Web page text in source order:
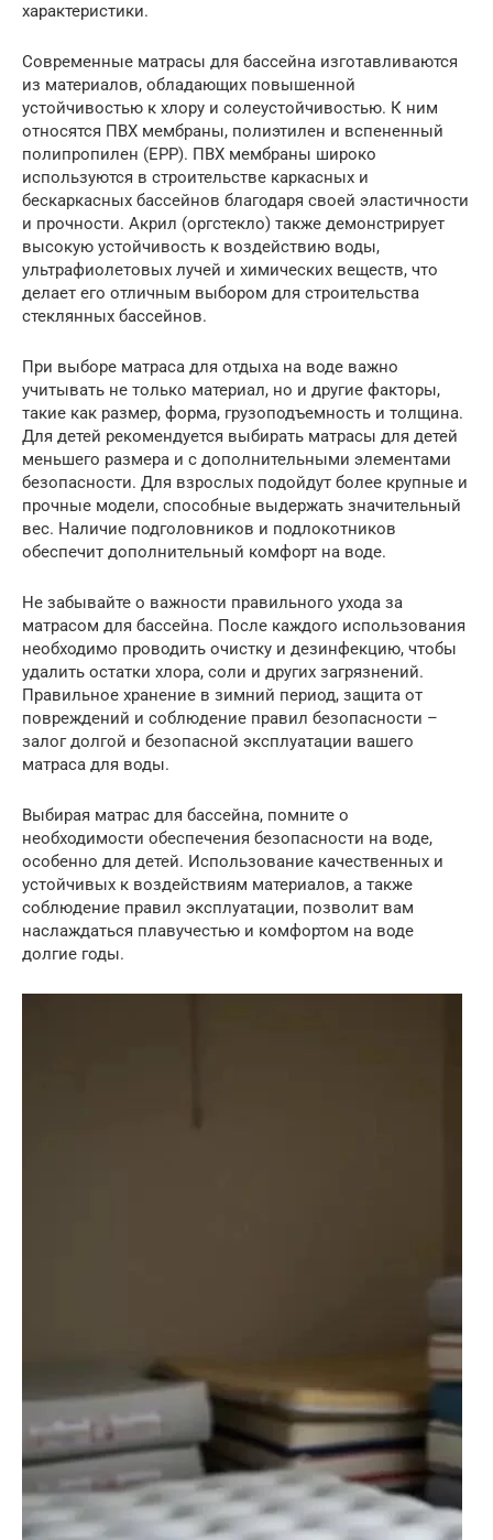
характеристики.
Современные матрасы для бассейна изготавливаются
из материалов, обладающих повышенной
устойчивостью к хлору и солеустойчивостью. К ним
относятся ПВХ мембраны, полиэтилен и вспененный
полипропилен (EPP). ПВХ мембраны широко
используются в строительстве каркасных и
бескаркасных бассейнов благодаря своей эластичности
и прочности. Акрил (оргстекло) также демонстрирует
высокую устойчивость к воздействию воды,
ультрафиолетовых лучей и химических веществ, что
делает его отличным выбором для строительства
стеклянных бассейнов.
При выборе матраса для отдыха на воде важно
учитывать не только материал, но и другие факторы,
такие как размер, форма, грузоподъемность и толщина.
Для детей рекомендуется выбирать матрасы для детей
меньшего размера и с дополнительными элементами
безопасности. Для взрослых подойдут более крупные и
прочные модели, способные выдержать значительный
вес. Наличие подголовников и подлокотников
обеспечит дополнительный комфорт на воде.
Не забывайте о важности правильного ухода за
матрасом для бассейна. После каждого использования
необходимо проводить очистку и дезинфекцию, чтобы
удалить остатки хлора, соли и других загрязнений.
Правильное хранение в зимний период, защита от
повреждений и соблюдение правил безопасности –
залог долгой и безопасной эксплуатации вашего
матраса для воды.
Выбирая матрас для бассейна, помните о
необходимости обеспечения безопасности на воде,
особенно для детей. Использование качественных и
устойчивых к воздействиям материалов, а также
соблюдение правил эксплуатации, позволит вам
наслаждаться плавучестью и комфортом на воде
долгие годы.